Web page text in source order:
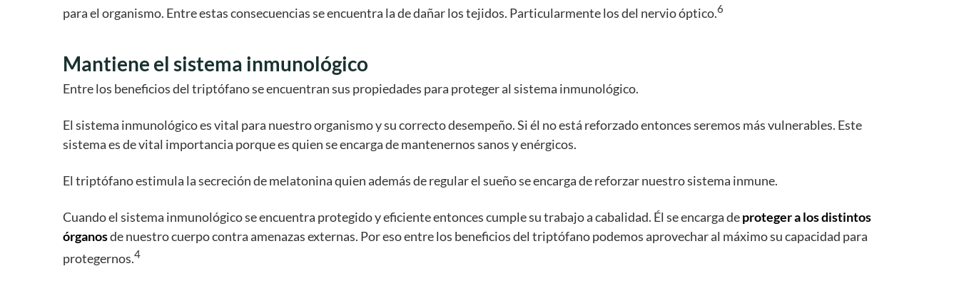
para el organismo. Entre estas consecuencias se encuentra la de dañar los tejidos. Particularmente los del nervio óptico.6
Mantiene el sistema inmunológico
Entre los beneficios del triptófano se encuentran sus propiedades para proteger al sistema inmunológico.
El sistema inmunológico es vital para nuestro organismo y su correcto desempeño. Si él no está reforzado entonces seremos más vulnerables. Este
sistema es de vital importancia porque es quien se encarga de mantenernos sanos y enérgicos.
El triptófano estimula la secreción de melatonina quien además de regular el sueño se encarga de reforzar nuestro sistema inmune.
Cuando el sistema inmunológico se encuentra protegido y eficiente entonces cumple su trabajo a cabalidad. Él se encarga deproteger a los distintos
órganosde nuestro cuerpo contra amenazas externas. Por eso entre los beneficios del triptófano podemos aprovechar al máximo su capacidad para
protegernos.4